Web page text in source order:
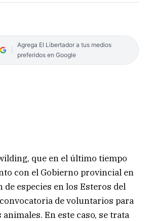
Agrega El Libertador a tus medios
preferidos en Google
que en el último tiempo
con el Gobierno provincial en
especies en los Esteros del
de voluntarios para
En este caso, se trata